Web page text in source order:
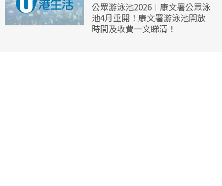
公眾游泳池2026︱康文署公眾泳
池4月重開！康文署游泳池開放
時間及收費一文睇清！